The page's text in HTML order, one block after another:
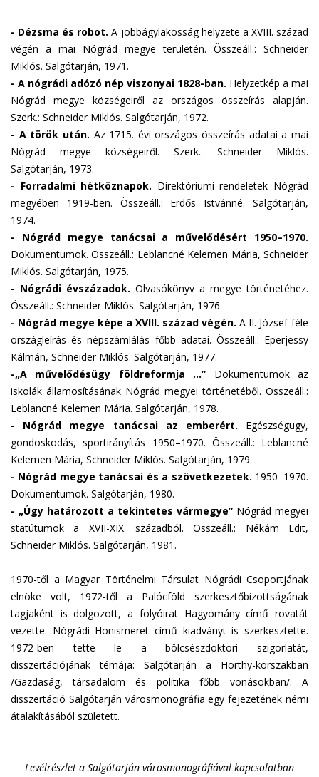
- Dézsma és robot.A jobbágylakosság helyzete a XVIII. század
végén a mai Nógrád megye területén. Összeáll.: Schneider
Miklós. Salgótarján, 1971.
- A nógrádi adózó nép viszonyai 1828-ban. Helyzetkép a mai
Nógrád megye községeiről az országos összeírás alapján.
Szerk.: Schneider Miklós. Salgótarján, 1972.
- A török után. Az 1715. évi országos összeírás adatai a mai
Nógrád megye községeiről. Szerk.: Schneider Miklós.
Salgótarján, 1973.
- Forradalmi hétköznapok. Direktóriumi rendeletek Nógrád
megyében 1919-ben. Összeáll.: Erdős Istvánné. Salgótarján,
1974.
- Nógrád megye tanácsai a művelődésért 1950–1970.
Dokumentumok. Összeáll.: Leblancné Kelemen Mária, Schneider
Miklós. Salgótarján, 1975.
- Nógrádi évszázadok. Olvasókönyv a megye történetéhez.
Összeáll.: Schneider Miklós. Salgótarján, 1976.
- Nógrád megye képe a XVIII. század végén. A II. József-féle
országleírás és népszámlálás főbb adatai. Összeáll.: Eperjessy
Kálmán, Schneider Miklós. Salgótarján, 1977.
-„A művelődésügy földreformja …” Dokumentumok az
iskolák államosításának Nógrád megyei történetéből. Összeáll.:
Leblancné Kelemen Mária. Salgótarján, 1978.
- Nógrád megye tanácsai az emberért. Egészségügy,
gondoskodás, sportirányítás 1950–1970. Összeáll.: Leblancné
Kelemen Mária, Schneider Miklós. Salgótarján, 1979.
- Nógrád megye tanácsai és a szövetkezetek. 1950–1970.
Dokumentumok. Salgótarján, 1980.
- „Úgy határozott a tekintetes vármegye” Nógrád megyei
statútumok a XVII-XIX. századból. Összeáll.: Nékám Edit,
Schneider Miklós. Salgótarján, 1981.
1970-től a Magyar Történelmi Társulat Nógrádi Csoportjának
elnöke volt, 1972-től a Palócföld szerkesztőbizottságának
tagjaként is dolgozott, a folyóirat Hagyomány című rovatát
vezette. Nógrádi Honismeret című kiadványt is szerkesztette.
1972-ben tette le a bölcsészdoktori szigorlatát,
disszertációjának témája: Salgótarján a Horthy-korszakban
/Gazdaság, társadalom és politika főbb vonásokban/. A
disszertáció Salgótarján városmonográfia egy fejezetének némi
átalakításából született.
Levélrészlet a Salgótarján városmonográfiával kapcsolatban